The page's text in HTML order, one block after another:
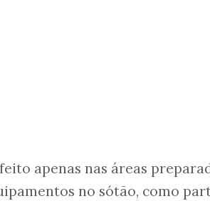
apenas nas áreas
no sótão, como